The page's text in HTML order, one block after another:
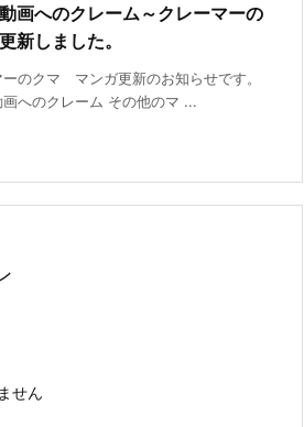
画へのクレーム～クレーマーの
新しました。
ーのクマ マンガ更新のお知らせです。
へのクレーム その他のマ ...
せん